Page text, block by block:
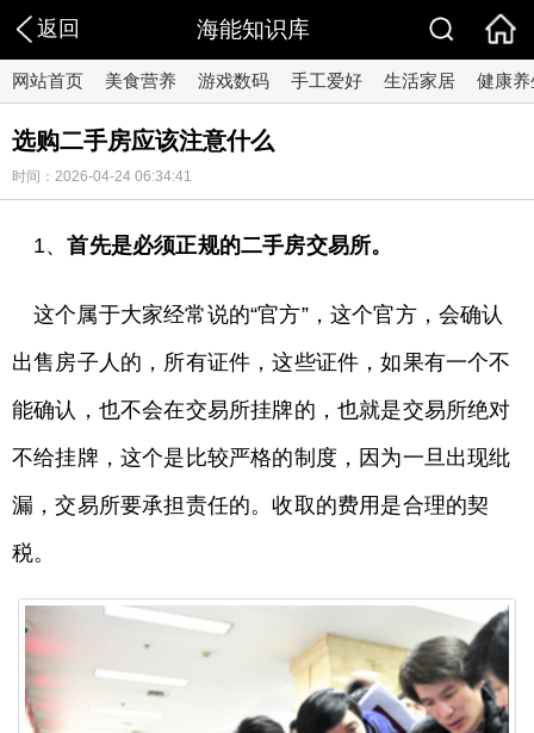
返回 海能知识库
网站首页 美食营养 游戏数码 手工爱好 生活家居 健康养
选购二手房应该注意什么
时间：2026-04-24 06:34:41
1、首先是必须正规的二手房交易所。
这个属于大家经常说的“官方”，这个官方，会确认
出售房子人的，所有证件，这些证件，如果有一个不
能确认，也不会在交易所挂牌的，也就是交易所绝对
不给挂牌，这个是比较严格的制度，因为一旦出现纰
漏，交易所要承担责任的。收取的费用是合理的契
税。